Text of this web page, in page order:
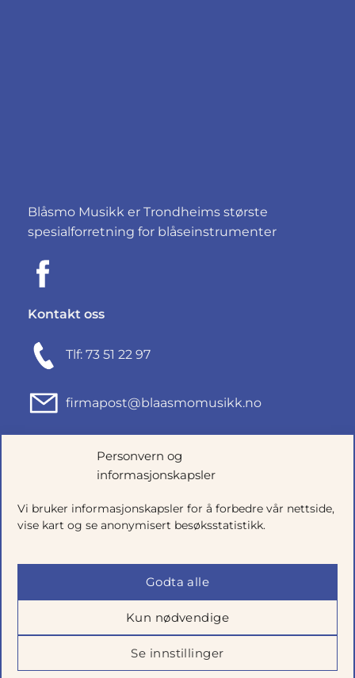
Personvern og
informasjonskapsler
Vi bruker informasjonskapsler for å forbedre vår nettside,
vise kart og se anonymisert besøksstatistikk.
Godta alle
Kun nødvendige
Se innstillinger
Blåsmo Musikk er Trondheims største
spesialforretning for blåseinstrumenter
Kontakt oss
Tlf: 73 51 22 97
firmapost@blaasmomusikk.no
Fjordgata 46, 7010 TRONDHEIM
Salgsbetingelser|Personvern|Cookie-innstillinger